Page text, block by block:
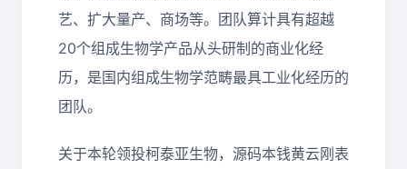
艺、扩大量产、商场等。团队算计具有超越
20个组成生物学产品从头研制的商业化经
历，是国内组成生物学范畴最具工业化经历的
团队。
关于本轮领投柯泰亚生物，源码本钱黄云刚表